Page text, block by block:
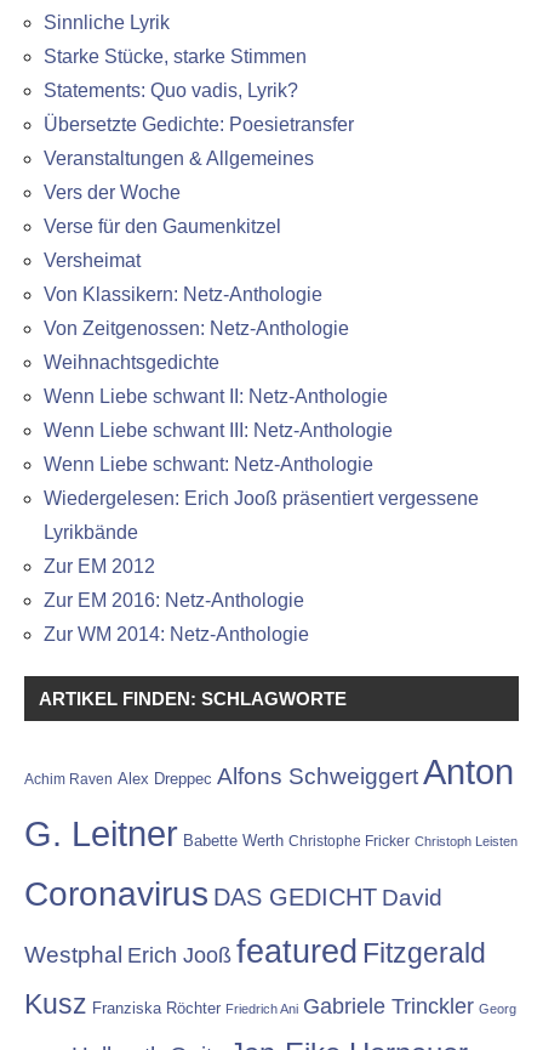
Sinnliche Lyrik
Starke Stücke, starke Stimmen
Statements: Quo vadis, Lyrik?
Übersetzte Gedichte: Poesietransfer
Veranstaltungen & Allgemeines
Vers der Woche
Verse für den Gaumenkitzel
Versheimat
Von Klassikern: Netz-Anthologie
Von Zeitgenossen: Netz-Anthologie
Weihnachtsgedichte
Wenn Liebe schwant II: Netz-Anthologie
Wenn Liebe schwant III: Netz-Anthologie
Wenn Liebe schwant: Netz-Anthologie
Wiedergelesen: Erich Jooß präsentiert vergessene
Lyrikbände
Zur EM 2012
Zur EM 2016: Netz-Anthologie
Zur WM 2014: Netz-Anthologie
ARTIKEL FINDEN: SCHLAGWORTE
Achim Raven Alex Dreppec Alfons SchweiggertAnton
G. Leitner Babette Werth Christophe Fricker Christoph Leisten
Coronavirus DAS GEDICHT David
Westphal Erich Jooß featured Fitzgerald
Kusz Franziska Röchter Friedrich Ani Gabriele Trinckler Georg